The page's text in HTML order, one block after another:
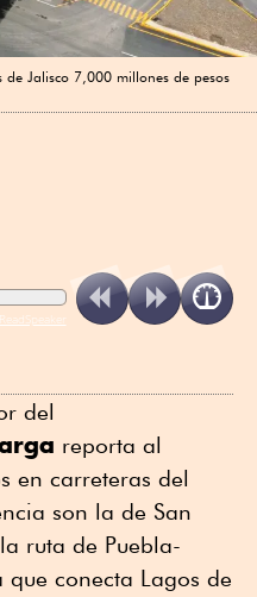
de Jalisco 7,000 millones de pesos
ReadSpeaker
del
reporta al
en carreteras del
son la de San
ruta de Puebla-
que conecta Lagos de